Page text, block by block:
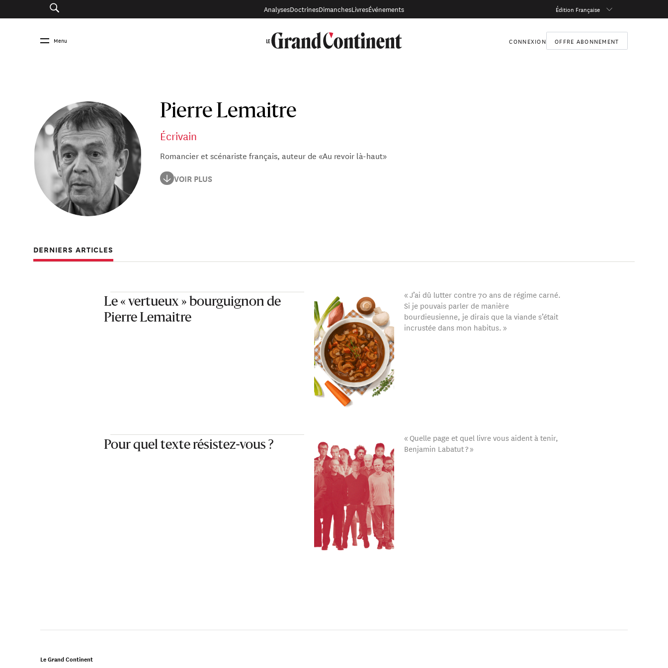
AnalysesDoctrinesDimanchesLivresÉvénements Édition Française
Menu CONNEXION OFFRE ABONNEMENT
Pierre Lemaitre
Écrivain
Romancier et scénariste français, auteur de «Au revoir là-haut»
Pierre Lemaitre est psychologue de formation et autodidacte en littérature. Il commence à vivre de
sa plume à partir de 2006. Son roman « Au revoir là-haut » (Albin Michel, 2013) recevra un prix
VOIR PLUS
DERNIERS ARTICLES
Le « vertueux » bourguignon de
Pierre Lemaitre
« J’ai dû lutter contre 70 ans de régime carné.
Si je pouvais parler de manière
bourdieusienne, je dirais que la viande s’était
incrustée dans mon habitus. »
Pour quel texte résistez-vous ?
« Quelle page et quel livre vous aident à tenir,
Benjamin Labatut ? »
Le Grand Continent